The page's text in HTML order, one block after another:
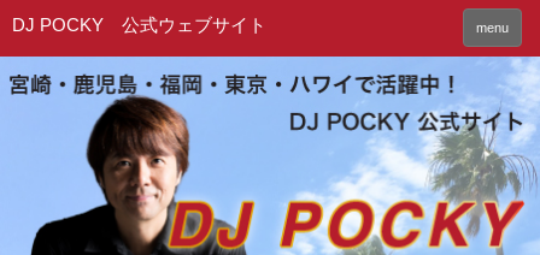
menu
DJ POCKY 公式ウェブサイト